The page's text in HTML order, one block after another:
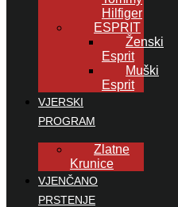
Hilfiger
ESPRIT
Ženski
Esprit
Muški
Esprit
VJERSKI
PROGRAM
Zlatne
Krunice
VJENČANO
PRSTENJE